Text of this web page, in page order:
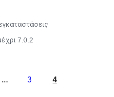
7.0.2
… 3 4